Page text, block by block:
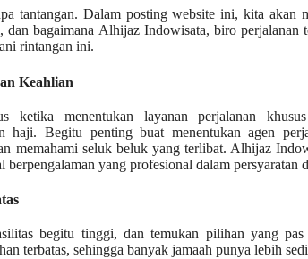
tantangan. Dalam posting website ini, kita akan
dan bagaimana Alhijaz Indowisata, biro
rintangan ini.
Keahlian
ketika menentukan layanan perjalanan
haji. Begitu penting buat menentukan agen
memahami seluk beluk yang terlibat. Alhijaz
berpengalaman yang profesional dalam persyaratan
begitu tinggi, dan temukan pilihan yang
terbatas, sehingga banyak jamaah punya lebih